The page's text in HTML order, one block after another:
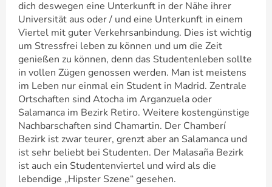
dich deswegen eine Unterkunft in der Nähe ihrer
Universität aus oder / und eine Unterkunft in einem
Viertel mit guter Verkehrsanbindung. Dies ist wichtig
um Stressfrei leben zu können und um die Zeit
genießen zu können, denn das Studentenleben sollte
in vollen Zügen genossen werden. Man ist meistens
im Leben nur einmal ein Student in Madrid. Zentrale
Ortschaften sind Atocha im Arganzuela oder
Salamanca im Bezirk Retiro. Weitere kostengünstige
Nachbarschaften sind Chamartin. Der Chamberí
Bezirk ist zwar teurer, grenzt aber an Salamanca und
ist sehr beliebt bei Studenten. Der Malasaña Bezirk
ist auch ein Studentenviertel und wird als die
lebendige „Hipster Szene“ gesehen.